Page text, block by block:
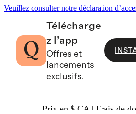
Veuillez consulter notre déclaration
Télécharge
z l’app
Offres et
lancements
exclusifs.
Prix en $ CA | Frais de